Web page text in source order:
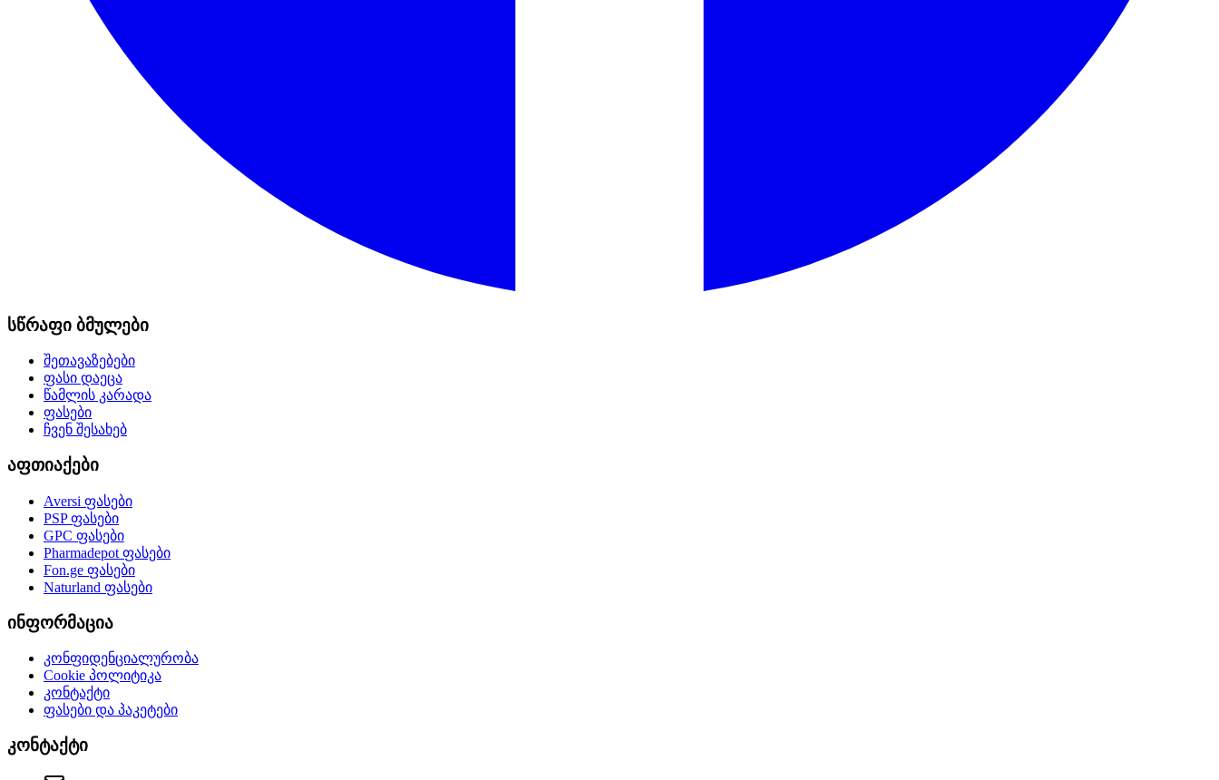
სწრაფი ბმულები
შეთავაზებები
ფასი დაეცა
წამლის კარადა
ფასები
ჩვენ შესახებ
აფთიაქები
Aversi ფასები
PSPფასები
GPC ფასები
Pharmadepot ფასები
Fon.ge ფასები
Naturland ფასები
ინფორმაცია
კონფიდენციალურობა
Cookie პოლიტიკა
კონტაქტი
ფასები და პაკეტები
კონტაქტი